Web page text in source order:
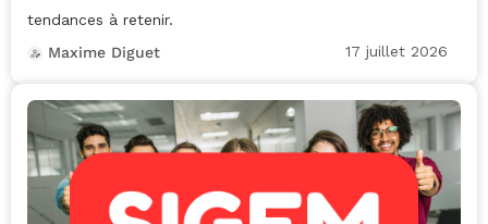
tendances à retenir.
Maxime Diguet
17 juillet 2026